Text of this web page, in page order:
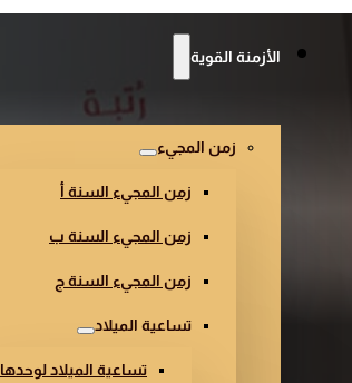
الأزمنة القوية
زمن المجيء
زمن المجيء السنة أ
زمن المجيء السنة ب
زمن المجيء السنة ج
تساعية الميلاد
تساعية الميلاد لوحدها